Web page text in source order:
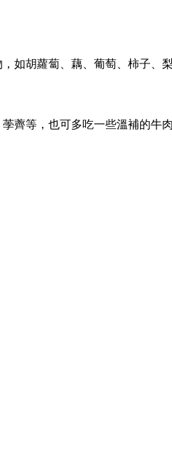
如胡蘿蔔、藕、葡萄、柿子、梨
薺等，也可多吃一些溫補的牛